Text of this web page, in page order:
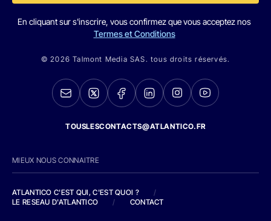
En cliquant sur s'inscrire, vous confirmez que vous acceptez nos
Termes et Conditions
© 2026 Talmont Media SAS. tous droits réservés.
TOUSLESCONTACTS@ATLANTICO.FR
MIEUX NOUS CONNAITRE
ATLANTICO C'EST QUI, C'EST QUOI ?
/
LE RESEAU D'ATLANTICO
/ CONTACT